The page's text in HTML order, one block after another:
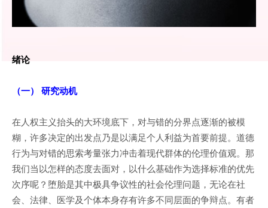
绪论
（一） 研究动机
在人权主义抬头的大环境底下，对与错的分界点逐渐的被模
糊，许多决定的出发点乃是以满足个人利益为首要前提。道德
行为与对错的思索考量张力冲击着现代群体的伦理价值观。那
我们当以怎样的态度去面对，以什么基础作为选择标准的优先
次序呢？堕胎是其中极具争议性的社会伦理问题，无论在社
会、法律、医学及个体本身存有许多不同层面的争辩点。有者